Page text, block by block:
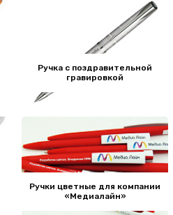
Ручка с поздравительной
гравировкой
Ручки цветные для компании
«‎Медиалайн»‎